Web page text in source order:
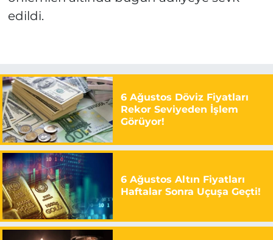
edildi.
6 Ağustos Döviz Fiyatları
Rekor Seviyeden İşlem
Görüyor!
6 Ağustos Altın Fiyatları
Haftalar Sonra Uçuşa Geçti!